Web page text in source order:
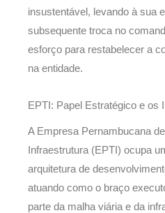
insustentável, levando à sua
subsequente troca no
esforço para restabelecer a
na entidade.
EPTI: Papel Estratégico e os
A Empresa Pernambucana
Infraestrutura (EPTI) ocupa
arquitetura de
atuando como o braço
parte da malha viária e da